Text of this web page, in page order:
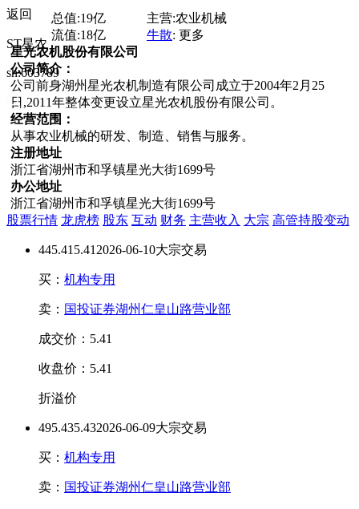
返回
ST星农
sh:603789
总值:19亿 主营:农业机械
流值:18亿 牛散: 更多
星光农机股份有限公司
公司简介：
公司前身湖州星光农机制造有限公司成立于2004年2月25
日,2011年整体变更设立星光农机股份有限公司。
经营范围：
从事农业机械的研发、制造、销售与服务。
注册地址
浙江省湖州市和孚镇星光大街1699号
办公地址
浙江省湖州市和孚镇星光大街1699号
股票行情 龙虎榜 股东 互动 财务 主营收入 大宗 高管持股变动
445.41 5.41 2026-06-10大宗交易
买： 机构专用
卖： 国投证券湖州仁皇山路营业部
成交价：5.41
收盘价：5.41
折溢价
495.435.432026-06-09大宗交易
买： 机构专用
卖： 国投证券湖州仁皇山路营业部